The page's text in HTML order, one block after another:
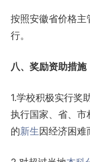
按照安徽省价格
行。
八、奖励资助措施
1.学校积极实行奖
执行国家、省、市
的新生因经济困难